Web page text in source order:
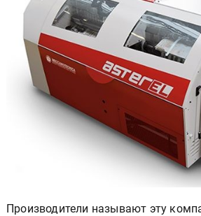
Производители называют эту